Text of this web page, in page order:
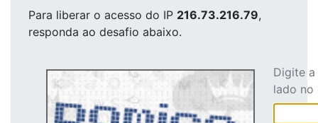
Para liberar o acesso do IP 216.73.216.79,
responda ao desafio abaixo.
Digite
lado no